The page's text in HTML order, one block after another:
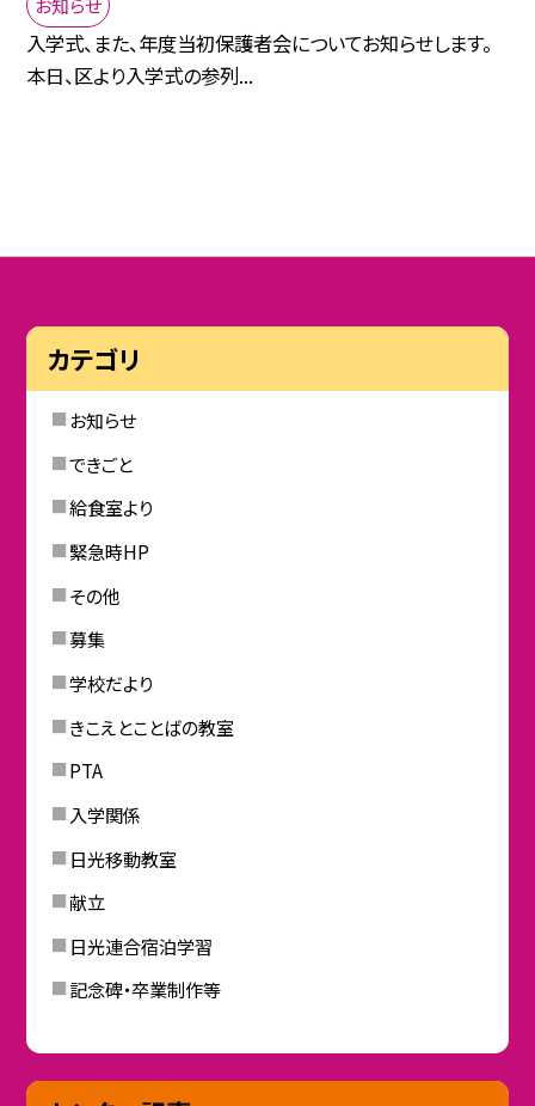
入学式、また、年度当初保護者会についてお知らせします。
本日、区より入学式の参列...
カテゴリ
お知らせ
できごと
給食室より
緊急時HP
その他
募集
学校だより
きこえとことばの教室
PTA
入学関係
日光移動教室
献立
日光連合宿泊学習
記念碑・卒業制作等